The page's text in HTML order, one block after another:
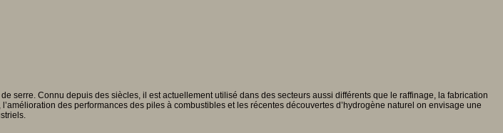
serre. Connu depuis des siècles, il est actuellement utilisé dans des secteurs aussi différents que le raffinage, la fabrication
des performances des piles à combustibles et les récentes découvertes d’hydrogène naturel on envisage une